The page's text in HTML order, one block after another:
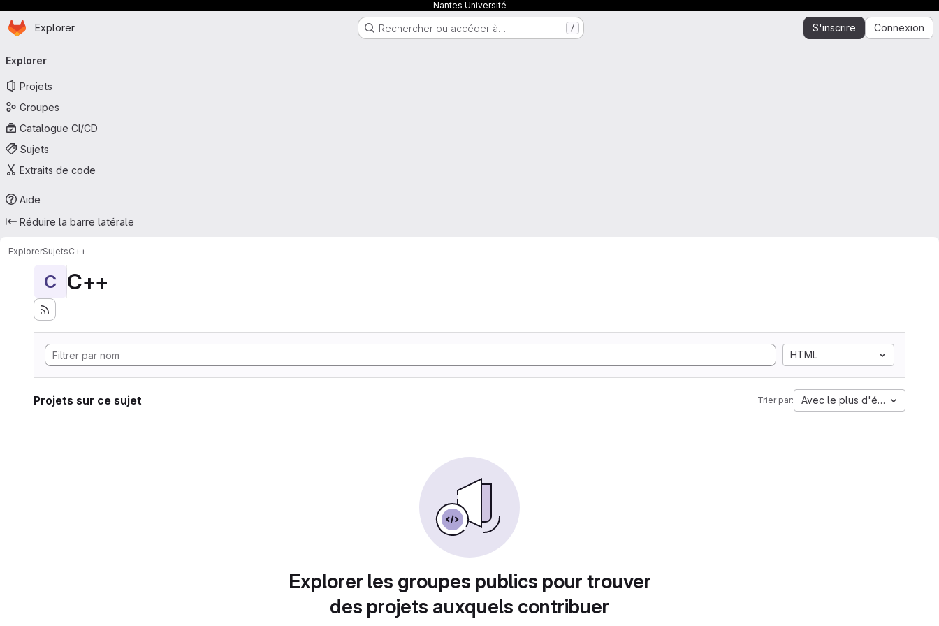
Nantes Université
Passer au contenu principal
Page d'accueil
Explorer Rechercher ou accéder à… / S'inscrire Connexion
principale
Explorer
Projets
Groupes
Catalogue CI/CD
Sujets
Extraits de code
Aide
Réduire la barre latérale
ExplorerSujetsC++
C C++
HTML
Projets sur ce sujet Trier par: Avec le plus d'étoiles
Explorer les groupes publics pour trouver
des projets auxquels contribuer